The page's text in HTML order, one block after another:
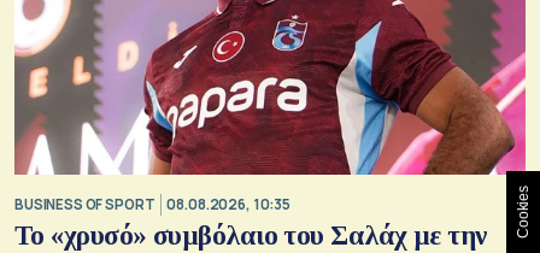
BUSINESS OF SPORT 08.08.2026, 10:35
Το «χρυσό» συμβόλαιο του Σαλάχ με την
Cookies